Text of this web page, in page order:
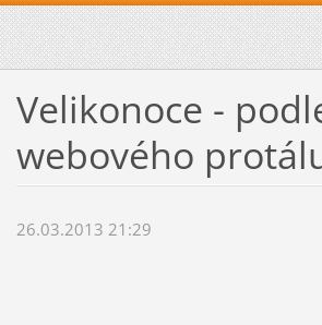
Velikonoce -
webového
26.03.2013 21:29